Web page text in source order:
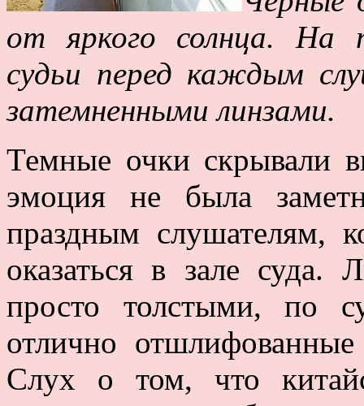
от яркого солнца. На
судьи перед каждым
затемненными линзами.
Темные очки скрывали
эмоция не была
праздным слушателям,
оказаться в зале
просто толстыми, по
отлично
Слух о том, что